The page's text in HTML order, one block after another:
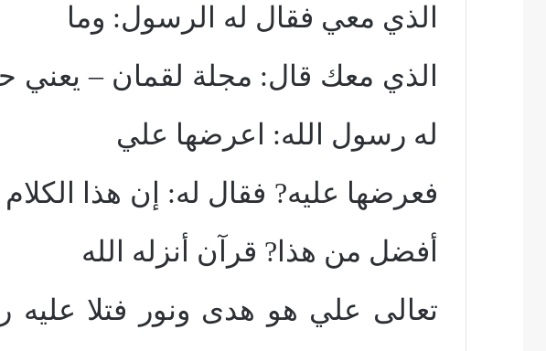
الذي معي فقال له الرسول: وما
الذي معك قال: مجلة لقمان – يعني
له رسول الله: اعرضها علي
فعرضها عليه? فقال له: إن هذا
أفضل من هذا? قرآن أنزله الله
تعالى علي هو هدى ونور فتلا عليه